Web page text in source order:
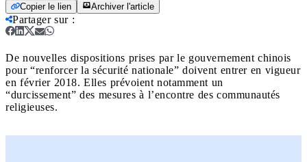
Copier le lien Archiver l'article
Partager sur:
De nouvelles dispositions prises par le gouvernement chinois
pour “renforcer la sécurité nationale” doivent entrer en vigueur
en février 2018. Elles prévoient notamment un
“durcissement” des mesures à l’encontre des communautés
religieuses.